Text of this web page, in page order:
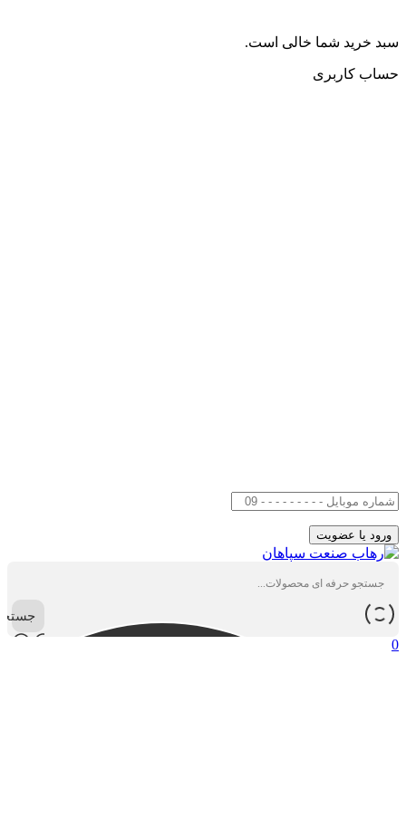
سبد خرید شما خالی است.
حساب کاربری
0